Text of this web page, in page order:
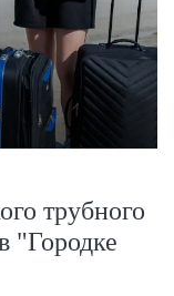
трубного
"Городке